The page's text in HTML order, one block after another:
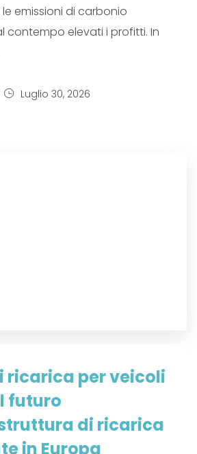
emissioni di carbonio
contempo elevati i profitti. In
Luglio 30, 2026
ricarica per veicoli
futuro
di ricarica
in Europa